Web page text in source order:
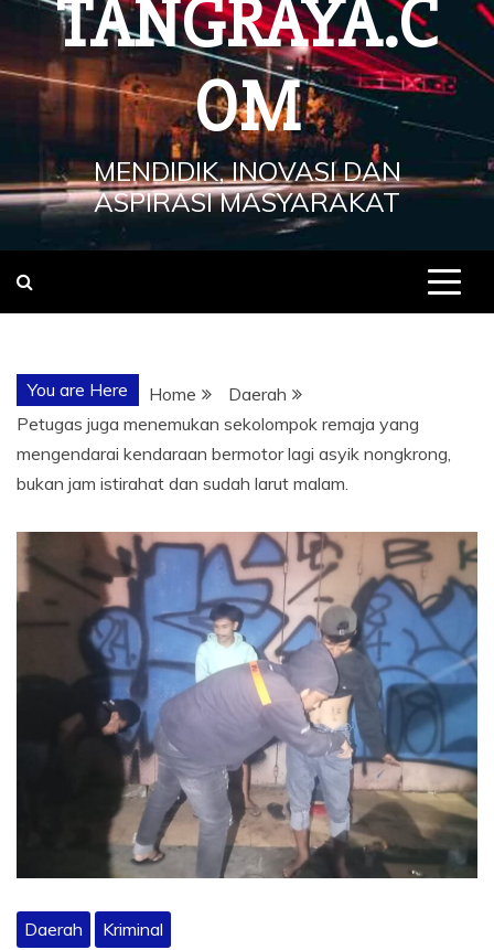
TANGRAYA.C
OM
MENDIDIK, INOVASI DAN
ASPIRASI MASYARAKAT
You are Here Home
Daerah
Petugas juga menemukan sekolompok remaja yang
mengendarai kendaraan bermotor lagi asyik nongkrong,
bukan jam istirahat dan sudah larut malam.
Daerah Kriminal